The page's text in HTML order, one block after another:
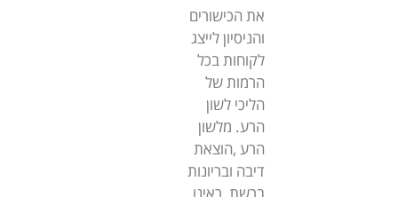
את הכישורים
והניסיון לייצג
לקוחות בכל
הרמות של
הליכי לשון
הרע. מלשון
הרע ,הוצאת
דיבה ובריונות
ברשת, ראינו